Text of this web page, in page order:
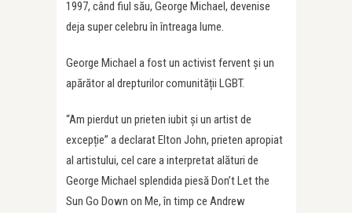
1997, când fiul său, George Michael, devenise
deja super celebru în întreaga lume.
George Michael a fost un activist fervent și un
apărător al drepturilor comunității LGBT.
“Am pierdut un prieten iubit și un artist de
excepție” a declarat Elton John, prieten apropiat
al artistului, cel care a interpretat alături de
George Michael splendida piesă Don’t Let the
Sun Go Down on Me, în timp ce Andrew